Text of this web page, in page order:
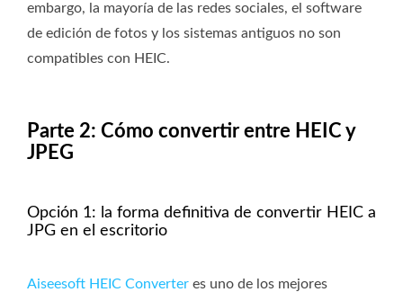
embargo, la mayoría de las redes sociales, el software
de edición de fotos y los sistemas antiguos no son
compatibles con HEIC.
Parte 2: Cómo convertir entre HEIC y
JPEG
Opción 1: la forma definitiva de convertir HEIC a
JPG en el escritorio
Aiseesoft HEIC Converter es uno de los mejores